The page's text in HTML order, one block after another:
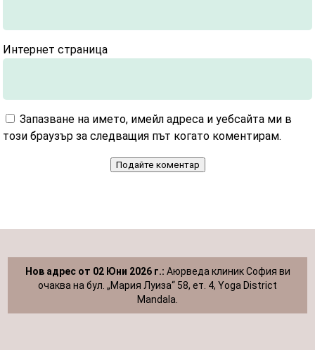
Интернет страница
Запазване на името, имейл адреса и уебсайта ми в
този браузър за следващия път когато коментирам.
Подайте коментар
Нов адрес от 02 Юни 2026 г.: Аюрведа клиник София ви
очаква на бул. „Мария Луиза“ 58, ет. 4, Yoga District
Mandala.